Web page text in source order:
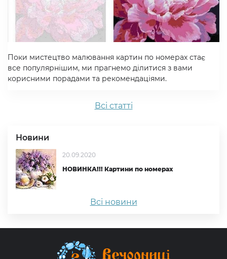
Поки мистецтво малювання картин по номерах стає
все популярнішим, ми прагнемо ділитися з вами
корисними порадами та рекомендаціями.
Всi статтi
Новини
20.09.2020
НОВИНКА!!! Картини по номерах
Всі новини